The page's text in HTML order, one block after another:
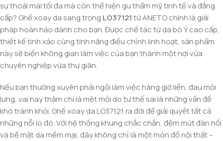
sự thoải mái tối đa mà còn thể hiện gu thẩm mỹ tinh tế và đẳng
cấp? Ghế xoay da sang trọng LO37121từ ANETO chính là giải
pháp hoàn hảo dành cho bạn. Được chế tác từ da bò Ý cao cấp,
thiết kế tinh xảo cùng tính năng điều chỉnh linh hoạt, sản phẩm
này sẽ biến không gian làm việc của bạn thành một nơi vừa
chuyên nghiệp vừa thư giãn.
Nếu bạn thường xuyên phải ngồi làm việc hàng giờ liền, đau mỏi
lưng, vai hay thậm chí là mệt mỏi do tư thế sai là những vấn đề
khó tránh khỏi. Ghế xoay da LO37121 ra đời để giải quyết tất cả
những nỗi lo đó. Với hệ thống khung chắc chắn, đệm mút đàn hồi
và bề mặt da mềm mại, đây không chỉ là một món đồ nội thất –